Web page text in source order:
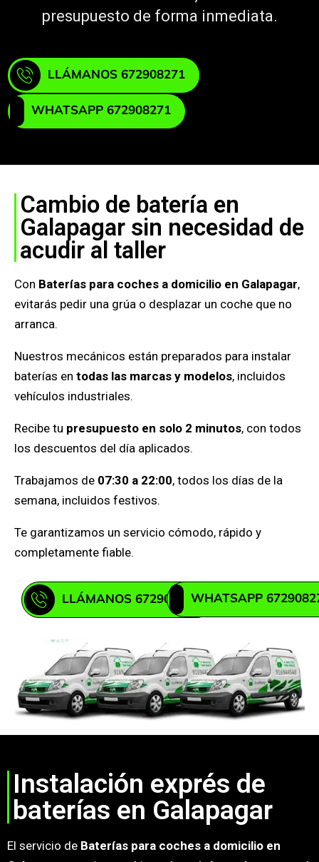
presupuesto de forma inmediata.
LLÁMANOS 672908271
WHATSAPP 672908271
Cambio de batería en
Galapagar sin necesidad de
acudir al taller
Con Baterías para coches a domicilio en Galapagar,
evitarás pedir una grúa o desplazar un coche que no
arranca.
Nuestros mecánicos están preparados para instalar
baterías en todas las marcas y modelos, incluidos
vehículos industriales.
Recibe tu presupuesto en solo 2 minutos, con todos
los descuentos del día aplicados.
Trabajamos de 07:30 a 22:00, todos los días de la
semana, incluidos festivos.
Te garantizamos un servicio cómodo, rápido y
completamente fiable.
LLÁMANOS 672908271WHATSAPP
Instalación exprés de
baterías en Galapagar
El servicio de Baterías para coches a domicilio en